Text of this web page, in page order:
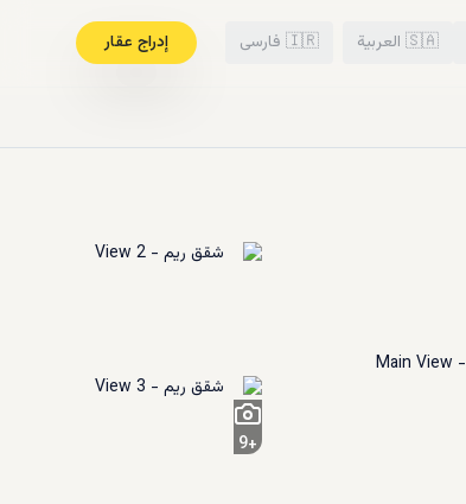
🇸🇦 العربية 🇮🇷 فارسی إدراج عقار
+
9